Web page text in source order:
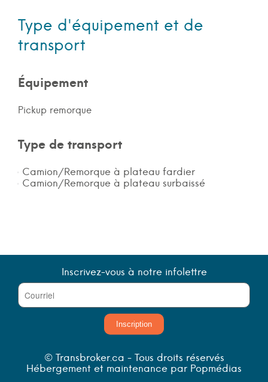
Type d'équipement et de
transport
Équipement
Pickup remorque
Type de transport
Camion/Remorque à plateau fardier
Camion/Remorque à plateau surbaissé
Inscrivez-vous à notre infolettre
Inscription
© Transbroker.ca - Tous droits réservés
Hébergement et maintenance par Popmédias